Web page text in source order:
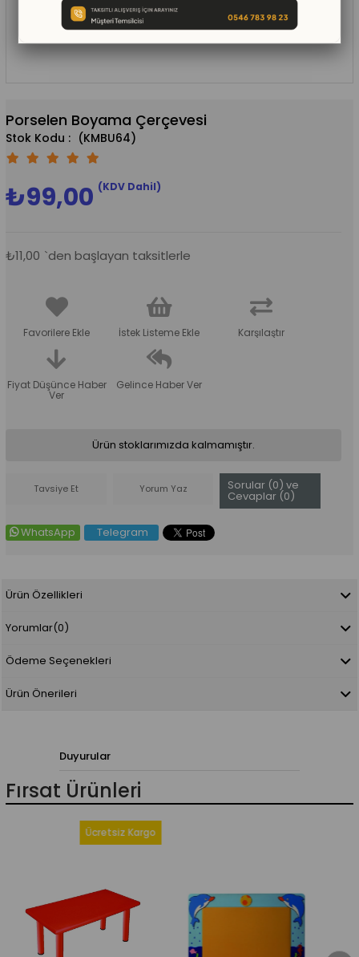
Porselen Boyama Çerçevesi
(KMBU64)
₺99,00 (KDV Dahil)
₺11,00 `den başlayan taksitlerle
Favorilere Ekle İstek Listeme Ekle Karşılaştır
Fiyat Düşünce Haber
Ver
Gelince Haber Ver
Ürün stoklarımızda kalmamıştır.
Tavsiye Et Yorum Yaz Sorular (0) ve
Cevaplar (0)
WhatsApp Telegram
Ürün Özellikleri
Yorumlar(0)
Ödeme Seçenekleri
Ürün Önerileri
Duyurular
Fırsat Ürünleri
Ücretsiz Kargo